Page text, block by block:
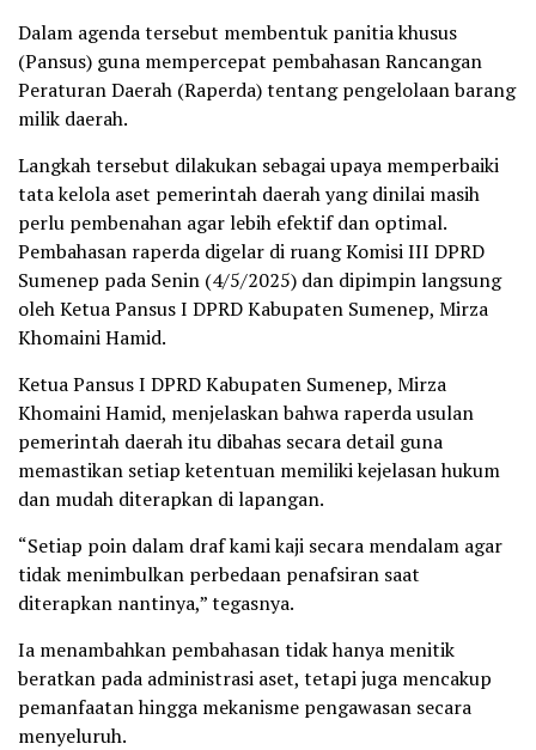
Dalam agenda tersebut membentuk panitia khusus
(Pansus) guna mempercepat pembahasan Rancangan
Peraturan Daerah (Raperda) tentang pengelolaan barang
milik daerah.
Langkah tersebut dilakukan sebagai upaya memperbaiki
tata kelola aset pemerintah daerah yang dinilai masih
perlu pembenahan agar lebih efektif dan optimal.
Pembahasan raperda digelar di ruang Komisi III DPRD
Sumenep pada Senin (4/5/2025) dan dipimpin langsung
oleh Ketua Pansus I DPRD Kabupaten Sumenep, Mirza
Khomaini Hamid.
Ketua Pansus I DPRD Kabupaten Sumenep, Mirza
Khomaini Hamid, menjelaskan bahwa raperda usulan
pemerintah daerah itu dibahas secara detail guna
memastikan setiap ketentuan memiliki kejelasan hukum
dan mudah diterapkan di lapangan.
“Setiap poin dalam draf kami kaji secara mendalam agar
tidak menimbulkan perbedaan penafsiran saat
diterapkan nantinya,” tegasnya.
Ia menambahkan pembahasan tidak hanya menitik
beratkan pada administrasi aset, tetapi juga mencakup
pemanfaatan hingga mekanisme pengawasan secara
menyeluruh.